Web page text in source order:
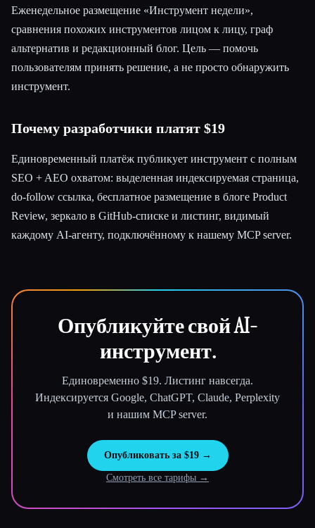
Еженедельное размещение «Инструмент недели»,
сравнения похожих инструментов лицом к лицу, граф
альтернатив и редакционный блог. Цель — помочь
пользователям принять решение, а не просто обнаружить
инструмент.
Почему разработчики платят $19
Единовременный платёж публикует инструмент с полным
SEO + AEO охватом: выделенная индексируемая страница,
do-follow ссылка, бесплатное размещение в блоге Product
Review, зеркало в GitHub-списке и листинг, видимый
каждому AI-агенту, подключённому к нашему MCP server.
Опубликуйте свой AI-
инструмент.
Единовременно $19. Листинг навсегда.
Индексируется Google, ChatGPT, Claude, Perplexity
и нашим MCP server.
Опубликовать за $19 →
Смотреть все тарифы →